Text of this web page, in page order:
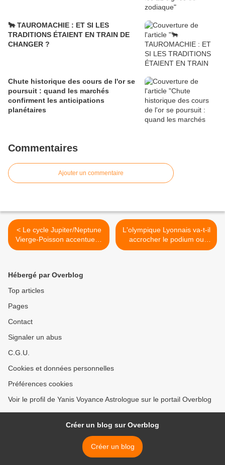
🐂 TAUROMACHIE : ET SI LES
TRADITIONS ÉTAIENT EN TRAIN DE
CHANGER ?
Chute historique des cours de l'or se
poursuit : quand les marchés
confirment les anticipations
planétaires
Commentaires
Ajouter un commentaire
< Le cycle Jupiter/Neptune
Vierge-Poisson accentue la
mobilisation populaire pour
L'olympique Lyonnais va-t-il
accrocher le podium ou
sombrer dans les bas fond
Hébergé par Overblog
Top articles
Pages
Contact
Signaler un abus
C.G.U.
Cookies et données personnelles
Préférences cookies
Voir le profil de Yanis Voyance Astrologue sur le portail Overblog
Créer un blog sur Overblog
Créer un blog